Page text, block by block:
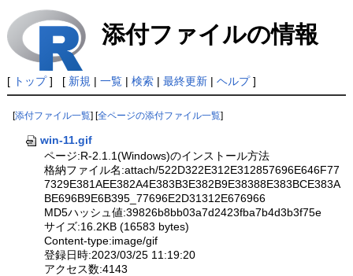
添付ファイルの情報
[ トップ] [ 新規 | 一覧| 検索| 最終更新| ヘルプ]
[添付ファイル一覧 ] [全ページの添付ファイル一覧
win-11.gif
ページ:R-2.1.1(Windows)のインストール方法
格納ファイル名:attach/522D322E312E312857696E646F77
7329E381AEE382A4E383B3E382B9E38388E383BCE383A
BE696B9E6B395_77696E2D31312E676966
MD5ハッシュ値:39826b8bb03a7d2423fba7b4d3b3f75e
サイズ:16.2KB (16583 bytes)
Content-type:image/gif
登録日時:2023/03/25 11:19:20
アクセス数:4143